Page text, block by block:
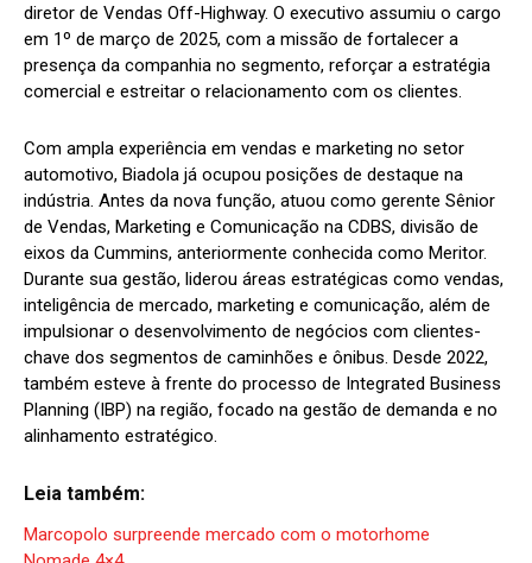
diretor de Vendas Off-Highway. O executivo assumiu o cargo
em 1º de março de 2025, com a missão de fortalecer a
presença da companhia no segmento, reforçar a estratégia
comercial e estreitar o relacionamento com os clientes.
Com ampla experiência em vendas e marketing no setor
automotivo, Biadola já ocupou posições de destaque na
indústria. Antes da nova função, atuou como gerente Sênior
de Vendas, Marketing e Comunicação na CDBS, divisão de
eixos da Cummins, anteriormente conhecida como Meritor.
Durante sua gestão, liderou áreas estratégicas como vendas,
inteligência de mercado, marketing e comunicação, além de
impulsionar o desenvolvimento de negócios com clientes-
chave dos segmentos de caminhões e ônibus. Desde 2022,
também esteve à frente do processo de Integrated Business
Planning (IBP) na região, focado na gestão de demanda e no
alinhamento estratégico.
Leia também:
Marcopolo surpreende mercado com o motorhome